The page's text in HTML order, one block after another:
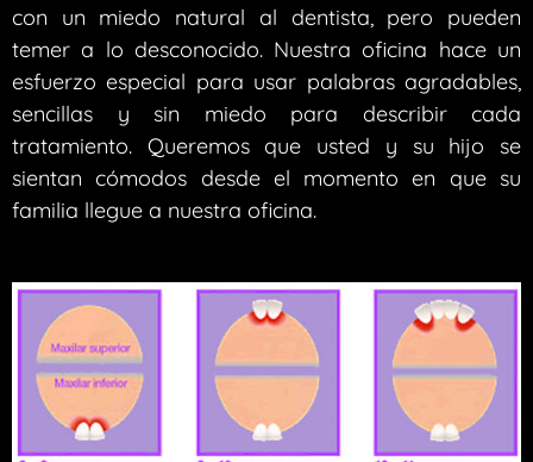
con un miedo natural al dentista, pero pueden
temer a lo desconocido. Nuestra oficina hace un
esfuerzo especial para usar palabras agradables,
sencillas y sin miedo para describir cada
tratamiento. Queremos que usted y su hijo se
sientan cómodos desde el momento en que su
familia llegue a nuestra oficina.